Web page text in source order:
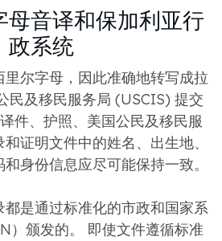
母音译和保加利亚行
政系统
尔字母，因此准确地转写成拉
民及移民服务局 (USCIS) 提交
件、护照、美国公民及移民服
证明文件中的姓名、出生地、
身份信息应尽可能保持一致。
是通过标准化的市政和国家系
）颁发的。 即使文件遵循标准